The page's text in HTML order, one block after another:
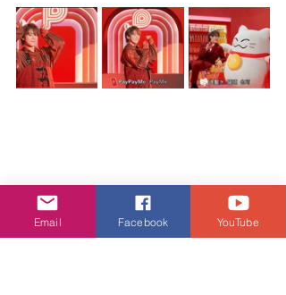
Email Facebook YouTube